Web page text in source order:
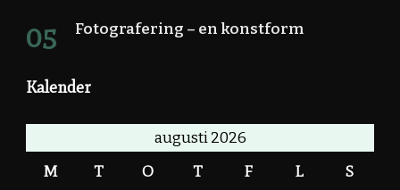
Fotografering – en konstform
Kalender
augusti 2026
M T O T F L S